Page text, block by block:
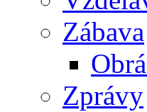
Zábava
Zprávy